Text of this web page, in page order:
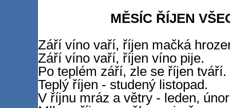
MĚSÍC ŘÍJEN
Září víno vaří, říjen mačká
Září víno vaří, říjen víno pije.
Po teplém září, zle se říjen tváří.
Teplý říjen - studený listopad.
V říjnu mráz a větry - leden,